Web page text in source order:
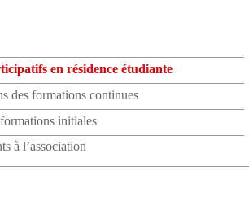
en résidence étudiante
des formations continues
initiales
à l’association